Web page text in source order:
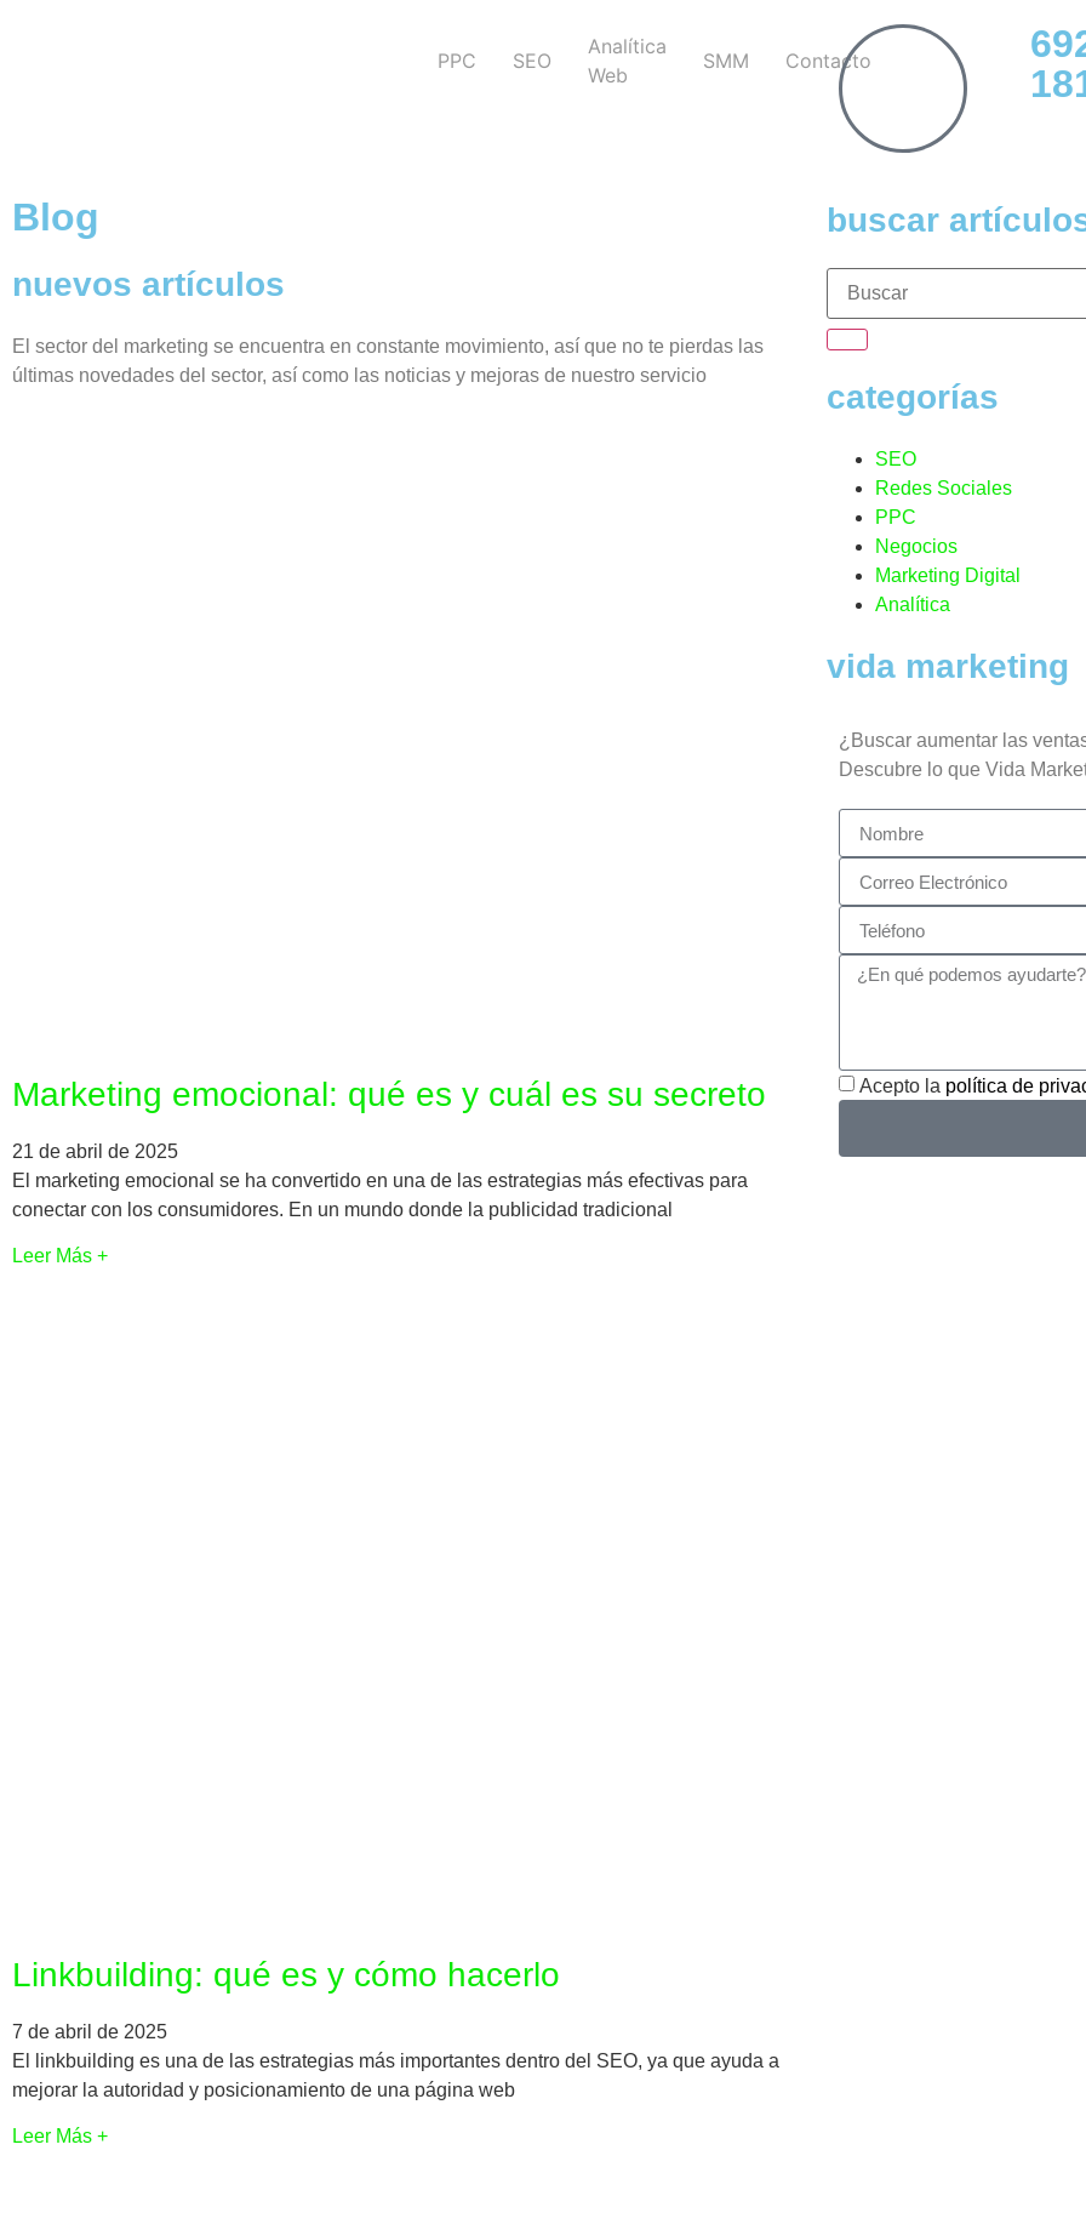
PPC SEO
Analítica
Web
SMM Contacto
Blog
nuevos artículos
El sector del marketing se encuentra en constante movimiento, así que no te pierdas las
últimas novedades del sector, así como las noticias y mejoras de nuestro servicio
Marketing emocional: qué es y cuál es su secreto
21 de abril de 2025
El marketing emocional se ha convertido en una de las estrategias más efectivas para
conectar con los consumidores. En un mundo donde la publicidad tradicional
Leer Más +
Linkbuilding: qué es y cómo hacerlo
7 de abril de 2025
El linkbuilding es una de las estrategias más importantes dentro del SEO, ya que ayuda a
mejorar la autoridad y posicionamiento de una página web
Leer Más +
buscar
categorías
SEO
Redes Sociales
PPC
Negocios
Marketing Digital
Analítica
vida marketing
¿Buscar aumentar las
Descubre lo que Vida
Acepto la política de